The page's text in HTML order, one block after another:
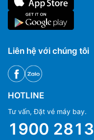
Liên hệ với chúng tôi
HOTLINE
Tư vấn, Đặt vé máy bay.
1900 2813